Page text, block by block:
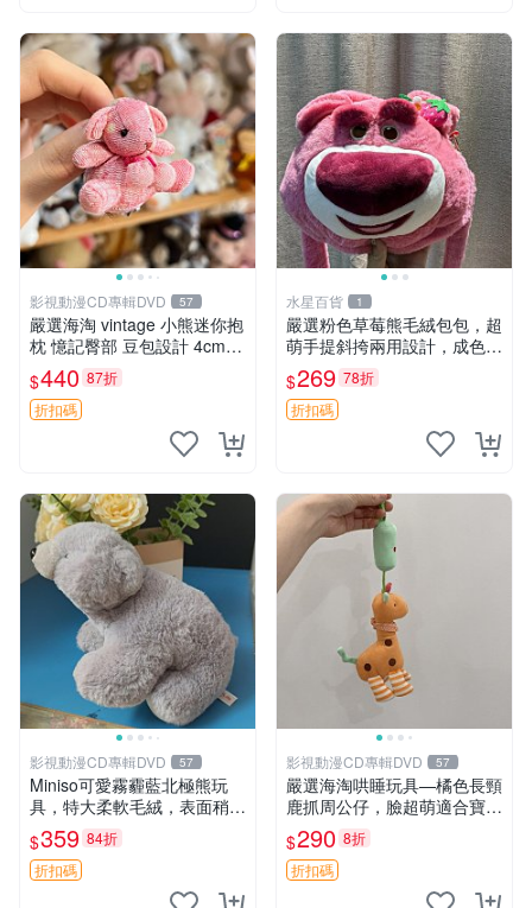
影視動漫CD專輯DVD 57
嚴選海淘 vintage 小熊迷你抱
枕 憶記臀部 豆包設計 4cm
高 推薦收藏 迷你豆包小熊、
高臀部、豆袋抱枕
$440 87折
折扣碼
水星百貨 1
嚴選粉色草莓熊毛絨包包，超
萌手提斜挎兩用設計，成色上
佳容量大 粉紅草莓 毛絨包 超
大容量
$269 78折
折扣碼
影視動漫CD專輯DVD 57
Miniso可愛霧霾藍北極熊玩
具，特大柔軟毛絨，表面稍有
使用痕跡，適合居家擺放 23
CM 毛絨玩具 北極熊 魯班熊
$359 84折
折扣碼
影視動漫CD專輯DVD 57
嚴選海淘哄睡玩具—橘色長頸
鹿抓周公仔，臉超萌適合寶寶
陪伴，中古略有使用痕跡 橘
色 長頸鹿 抓周
$290 8折
折扣碼